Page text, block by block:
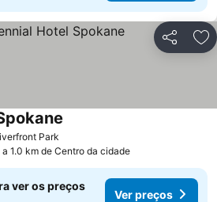
Partilhar
Park
a 1.0 km de Centro da cidade
ver os preços
Ver preços